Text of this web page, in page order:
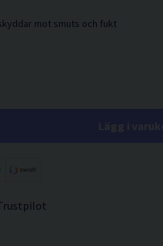
mot smuts och fukt